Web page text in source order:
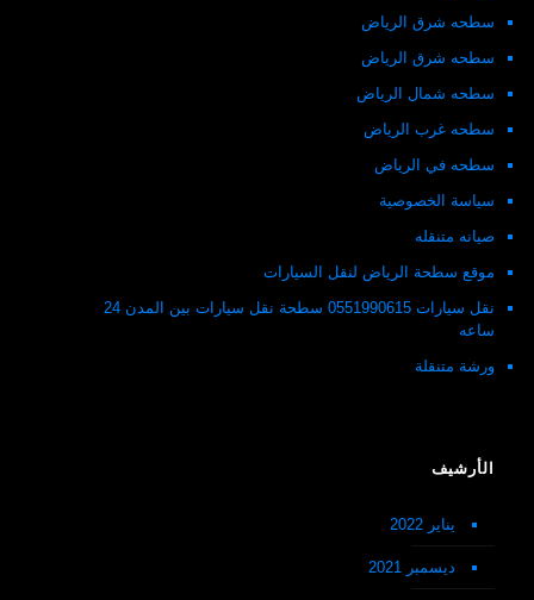
سطحه شرق الرياض
سطحه شرق الرياض
سطحه شمال الرياض
سطحه غرب الرياض
سطحه في الرياض
سياسة الخصوصية
صيانه متنقله
موقع سطحة الرياض لنقل السيارات
نقل سيارات 0551990615 سطحة نقل سيارات بين المدن 24
ساعه
ورشة متنقلة
الأرشيف
يناير 2022
ديسمبر 2021